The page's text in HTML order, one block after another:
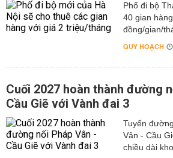
Phố đi bộ
40 gian
đồng/gian/
QUY HOẠCH
Cuối 2027 hoàn thành đường
Cầu Giẽ với Vành đai 3
Tuyến
Vân - Cầu
chiều dài